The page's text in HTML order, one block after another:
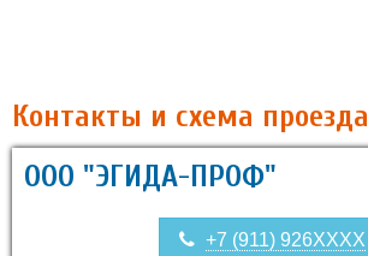
Контакты и схема проезда
ООО "ЭГИДА-ПРОФ"
+7 (911) 926XXXX